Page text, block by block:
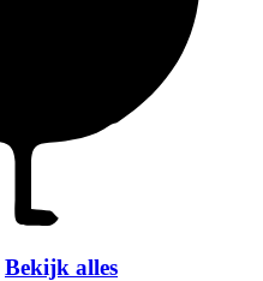
Bekijk alles